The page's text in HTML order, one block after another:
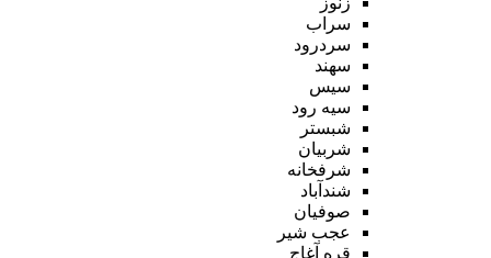
سراب
سردرود
سهند
سیس
سیه رود
شبستر
شربیان
شرفخانه
شندآباد
صوفیان
عجب شیر
قره آغاج